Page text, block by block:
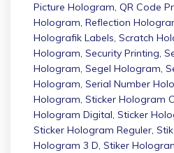
Picture Hologram, QR Code
Hologram, Reflection
Holografik Labels, Scratch
Hologram, Security Printing,
Hologram, Segel Hologram,
Hologram, Serial Number
Hologram, Sticker Hologram
Hologram Digital, Sticker
Sticker Hologram Reguler,
Hologram 3 D, Stiker